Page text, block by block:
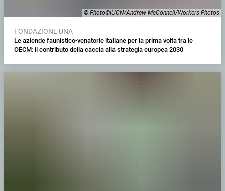
© Photo©IUCN/Andrew McConnell/Workers Photos
FONDAZIONE UNA
Le aziende faunistico-venatorie italiane per la prima volta tra le
OECM: il contributo della caccia alla strategia europea 2030